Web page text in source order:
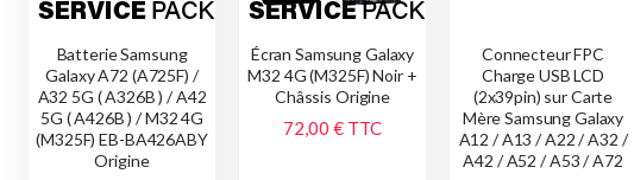
Batterie Samsung
Galaxy A72 (A725F) /
A32 5G ( A326B ) / A42
5G ( A426B ) / M32 4G
(M325F) EB-BA426ABY
Origine
Écran Samsung Galaxy
M32 4G (M325F) Noir +
Châssis Origine
72,00 € TTC
Connecteur FPC
Charge USB LCD
(2x39pin) sur Carte
Mère Samsung Galaxy
A12 / A13 / A22 / A32 /
A42 / A52 / A53 / A72